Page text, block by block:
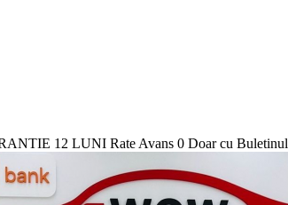
12 LUNI Rate Avans 0 Doar cu Buletinul